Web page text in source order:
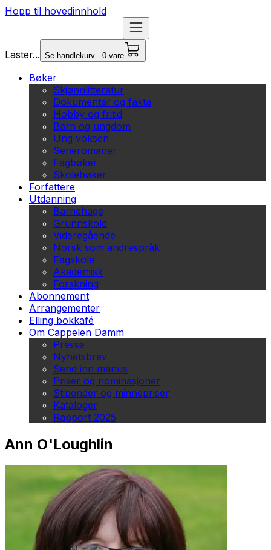
Hopp til hovedinnhold
Laster... Se handlekurv - 0 vare
Bøker
Skjønnlitteratur
Dokumentar og fakta
Hobby og fritid
Barn og ungdom
Ung voksen
Serieromaner
Fagbøker
Skolebøker
Forfattere
Utdanning
Barnehage
Grunnskole
Videregående
Norsk som andrespråk
Fagskole
Akademisk
Forskning
Abonnement
Arrangementer
Elling bokkafé
Om Cappelen Damm
Presse
Nyhetsbrev
Send inn manus
Priser og nominasjoner
Stipender og minnepriser
Kataloger
Rapport 2025
Ann O'Loughlin